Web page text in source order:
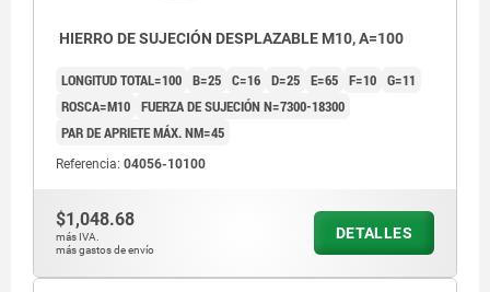
HIERRO DE SUJECIÓN DESPLAZABLE M10, A=100
LONGITUD TOTAL=100 B=25 C=16 D=25 E=65 F=10 G=11
ROSCA=M10 FUERZA DE SUJECIÓN N=7300-18300
PAR DE APRIETE MÁX. NM=45
Referencia: 04056-10100
$1,048.68
más IVA.
más gastos de envío
DETALLES